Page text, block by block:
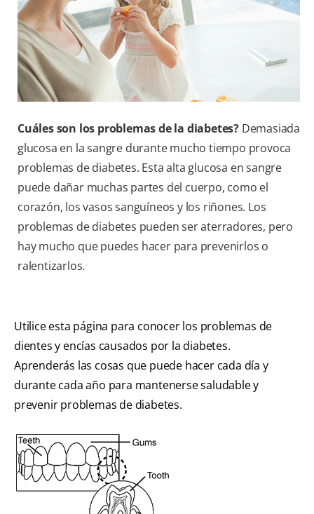
PROMOCIONES
Cuáles son los problemas de la diabetes? Demasiada
glucosa en la sangre durante mucho tiempo provoca
problemas de diabetes. Esta alta glucosa en sangre
puede dañar muchas partes del cuerpo, como el
corazón, los vasos sanguíneos y los riñones. Los
problemas de diabetes pueden ser aterradores, pero
hay mucho que puedes hacer para prevenirlos o
ralentizarlos.
Utilice esta página para conocer los problemas de
dientes y encías causados por la diabetes.
Aprenderás las cosas que puede hacer cada día y
durante cada año para mantenerse saludable y
prevenir problemas de diabetes.